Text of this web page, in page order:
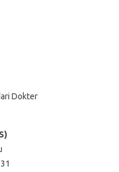
Dokter